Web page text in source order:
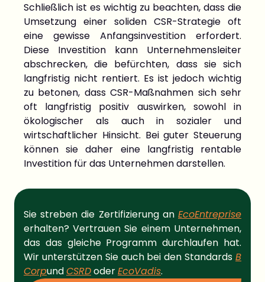
Schließlich ist es wichtig zu beachten, dass die
Umsetzung einer soliden CSR-Strategie oft
eine gewisse Anfangsinvestition erfordert.
Diese Investition kann Unternehmensleiter
abschrecken, die befürchten, dass sie sich
langfristig nicht rentiert. Es ist jedoch wichtig
zu betonen, dass CSR-Maßnahmen sich sehr
oft langfristig positiv auswirken, sowohl in
ökologischer als auch in sozialer und
wirtschaftlicher Hinsicht. Bei guter Steuerung
können sie daher eine langfristig rentable
Investition für das Unternehmen darstellen.
Sie streben die Zertifizierung an EcoEntreprise
erhalten? Vertrauen Sie einem Unternehmen,
das das gleiche Programm durchlaufen hat.
Wir unterstützen Sie auch bei den Standards B
CorpundCSRDoderEcoVadis.